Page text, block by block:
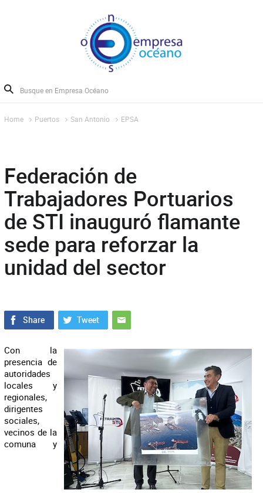
Home Puertos San Antonio EPSA
Federación de
Trabajadores Portuarios
de STI inauguró flamante
sede para reforzar la
unidad del sector
Con la
presencia de
autoridades
locales y
regionales,
dirigentes
sociales,
vecinos de la
comuna y